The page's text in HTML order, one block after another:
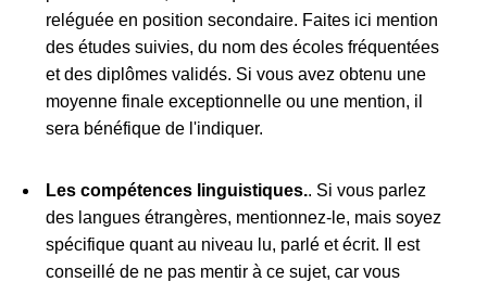
reléguée en position secondaire. Faites ici mention
des études suivies, du nom des écoles fréquentées
et des diplômes validés. Si vous avez obtenu une
moyenne finale exceptionnelle ou une mention, il
sera bénéfique de l'indiquer.
Les compétences linguistiques.. Si vous parlez
des langues étrangères, mentionnez-le, mais soyez
spécifique quant au niveau lu, parlé et écrit. Il est
conseillé de ne pas mentir à ce sujet, car vous